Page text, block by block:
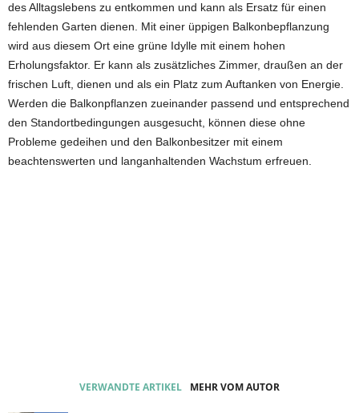
des Alltagslebens zu entkommen und kann als Ersatz für einen
fehlenden Garten dienen. Mit einer üppigen Balkonbepflanzung
wird aus diesem Ort eine grüne Idylle mit einem hohen
Erholungsfaktor. Er kann als zusätzliches Zimmer, draußen an der
frischen Luft, dienen und als ein Platz zum Auftanken von Energie.
Werden die Balkonpflanzen zueinander passend und entsprechend
den Standortbedingungen ausgesucht, können diese ohne
Probleme gedeihen und den Balkonbesitzer mit einem
beachtenswerten und langanhaltenden Wachstum erfreuen.
VERWANDTE ARTIKEL MEHR VOM AUTOR